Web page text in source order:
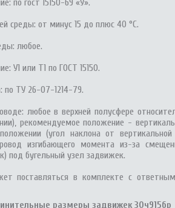
по гост 15150-69 «У».
среды: от минус 15 до плюс 40 °С.
любое.
У1 или Т1 по ГОСТ 15150.
по ТУ 26-07-1214-79.
любое в верхней полусфере
рекомендуемое положение -
(угол наклона от
изгибающего момента из-за
под бугельный узел задвижек.
поставляться в комплекте с
размеры задвижек 30ч915бр